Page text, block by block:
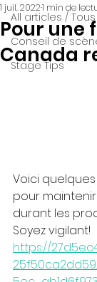
All articles /
Conseil de
Stage Tips
Pour une
Canada
1 juil. 20221 min de
Voici
pour
durant les
Soyez vigilant!
https://